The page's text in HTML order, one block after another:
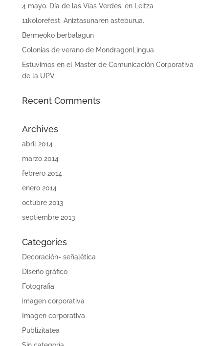
4 mayo. Día de las Vías Verdes, en Leitza
11kolorefest. Aniztasunaren asteburua.
Bermeoko berbalagun
Colonias de verano de MondragonLingua
Estuvimos en el Master de Comunicación Corporativa
de la UPV
Recent Comments
Archives
abril 2014
marzo 2014
febrero 2014
enero 2014
octubre 2013
septiembre 2013
Categories
Decoración- señalética
Diseño gráfico
Fotografia
imagen corporativa
Imagen corporativa
Publizitatea